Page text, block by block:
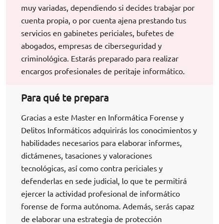
muy variadas, dependiendo si decides trabajar por
cuenta propia, o por cuenta ajena prestando tus
servicios en gabinetes periciales, bufetes de
abogados, empresas de ciberseguridad y
criminológica. Estarás preparado para realizar
encargos profesionales de peritaje informático.
Para qué te prepara
Gracias a este Master en Informática Forense y
Delitos Informáticos adquirirás los conocimientos y
habilidades necesarios para elaborar informes,
dictámenes, tasaciones y valoraciones
tecnológicas, así como contra periciales y
defenderlas en sede judicial, lo que te permitirá
ejercer la actividad profesional de informático
forense de forma autónoma. Además, serás capaz
de elaborar una estrategia de protección